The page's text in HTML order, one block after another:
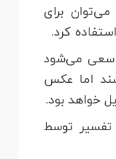
برای
کرد.
سعی می‌شود
اما عکس
خواهد بود.
توسط